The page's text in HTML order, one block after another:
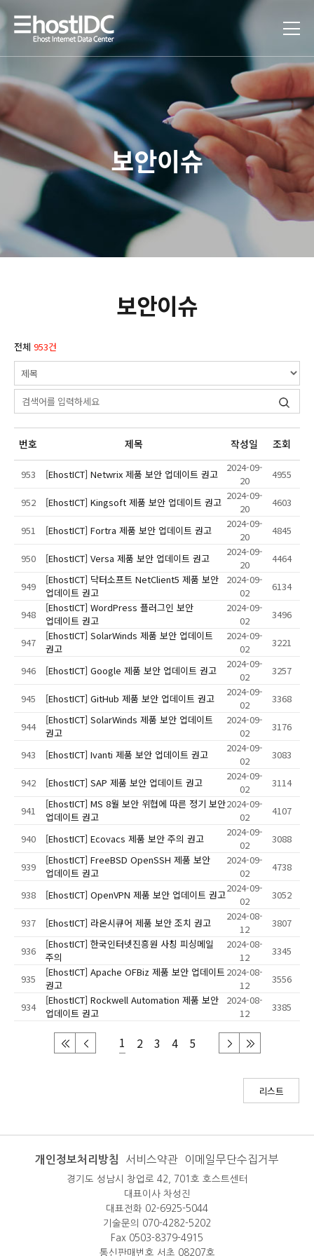
보안이슈
보안이슈
전체 953건
번호 제목 작성일 조회
953 [EhostICT] Netwrix 제품 보안 업데이트 권고
2024-09-
20
4955
952 [EhostICT] Kingsoft 제품 보안 업데이트 권고
2024-09-
20
4603
951 [EhostICT] Fortra 제품 보안 업데이트 권고
2024-09-
20
4845
950 [EhostICT] Versa 제품 보안 업데이트 권고
2024-09-
20
4464
949
[EhostICT] 닥터소프트 NetClient5 제품 보안
업데이트 권고
2024-09-
02
6134
948
[EhostICT] WordPress 플러그인 보안
업데이트 권고
2024-09-
02
3496
947
[EhostICT] SolarWinds 제품 보안 업데이트
권고
2024-09-
02
3221
946 [EhostICT] Google 제품 보안 업데이트 권고
2024-09-
02
3257
945 [EhostICT] GitHub 제품 보안 업데이트 권고
2024-09-
02
3368
944
[EhostICT] SolarWinds 제품 보안 업데이트
권고
2024-09-
02
3176
943 [EhostICT] Ivanti 제품 보안 업데이트 권고
2024-09-
02
3083
942 [EhostICT] SAP 제품 보안 업데이트 권고
2024-09-
02
3114
941
[EhostICT] MS 8월 보안 위협에 따른 정기 보안
업데이트 권고
2024-09-
02
4107
940 [EhostICT] Ecovacs 제품 보안 주의 권고
2024-09-
02
3088
939
[EhostICT] FreeBSD OpenSSH 제품 보안
업데이트 권고
2024-09-
02
4738
938 [EhostICT] OpenVPN 제품 보안 업데이트 권고
2024-09-
02
3052
937 [EhostICT] 라온시큐어 제품 보안 조치 권고
2024-08-
12
3807
936
[EhostICT] 한국인터넷진흥원 사칭 피싱메일
주의
2024-08-
12
3345
935
[EhostICT] Apache OFBiz 제품 보안 업데이트
권고
2024-08-
12
3556
934
[EhostICT] Rockwell Automation 제품 보안
업데이트 권고
2024-08-
12
3385
1 2 3 4 5
리스트
개인정보처리방침 서비스약관 이메일무단수집거부
경기도 성남시 창업로 42, 701호 호스트센터
대표이사 차성진
대표전화 02-6925-5044
기술문의 070-4282-5202
Fax 0503-8379-4915
통신판매번호 서초 08207호